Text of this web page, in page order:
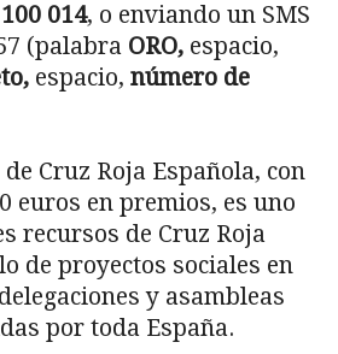
014, o enviando un SMS
(palabra ORO, espacio,
espacio, número de
Cruz Roja Española, con
euros en premios, es uno
recursos de Cruz Roja
de proyectos sociales en
y asambleas
por toda España.